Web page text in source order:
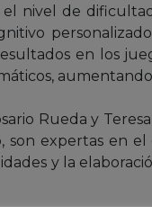
nivel de
en los
Rueda y
expertas en
y la